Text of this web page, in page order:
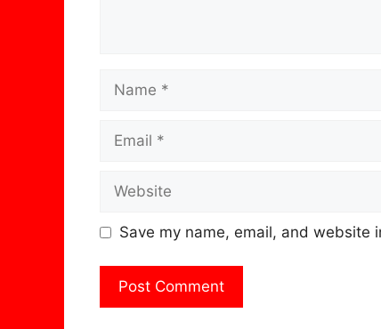
Save my name, email, and website